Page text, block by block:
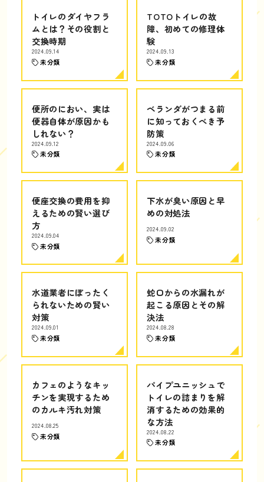
トイレのダイヤフラ
ムとは？その役割と
交換時期
2024.09.14
未分類
TOTOトイレの故
障、初めての修理体
験
2024.09.13
未分類
便所のにおい、実は
便器自体が原因かも
しれない？
2024.09.12
未分類
ベランダがつまる前
に知っておくべき予
防策
2024.09.06
未分類
便座交換の費用を抑
えるための賢い選び
方
2024.09.04
未分類
下水が臭い原因と早
めの対処法
2024.09.02
未分類
水道業者にぼったく
られないための賢い
対策
2024.09.01
未分類
蛇口からの水漏れが
起こる原因とその解
決法
2024.08.28
未分類
カフェのようなキッ
チンを実現するため
のカルキ汚れ対策
2024.08.25
未分類
パイプユニッシュで
トイレの詰まりを解
消するための効果的
な方法
2024.08.22
未分類